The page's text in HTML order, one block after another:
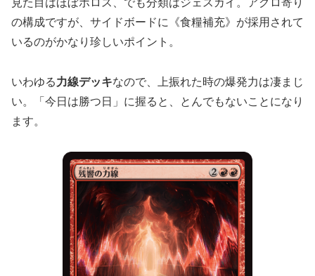
見た目はほぼボロス、でも分類はジェスカイ。アグロ寄り
の構成ですが、サイドボードに《食糧補充》が採用されて
いるのがかなり珍しいポイント。
いわゆる力線デッキなので、上振れた時の爆発力は凄まじ
い。「今日は勝つ日」に握ると、とんでもないことになり
ます。